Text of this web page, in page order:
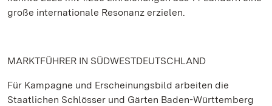
große internationale Resonanz erzielen.
MARKTFÜHRER IN SÜDWESTDEUTSCHLAND
Für Kampagne und Erscheinungsbild arbeiten die
Staatlichen Schlösser und Gärten Baden-Württemberg